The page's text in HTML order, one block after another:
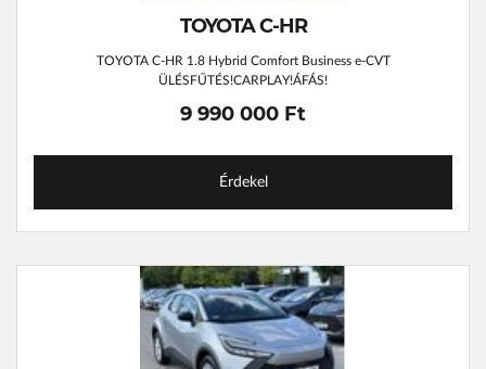
TOYOTA C-HR
TOYOTA C-HR 1.8 Hybrid Comfort Business e-CVT
ÜLÉSFŰTÉS!CARPLAY!ÁFÁS!
9 990 000 Ft
Érdekel